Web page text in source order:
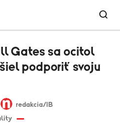
redakcia/IB
Gates sa ocitol
podporiť svoju